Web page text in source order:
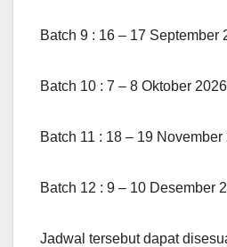
Batch 9 : 16 – 17 September
Batch 10 : 7 – 8 Oktober 2026
Batch 11 : 18 – 19 November
Batch 12 : 9 – 10 Desember
Jadwal tersebut dapat